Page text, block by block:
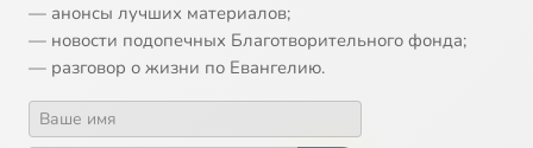
— анонсы лучших материалов;
— новости подопечных Благотворительного фонда;
— разговор о жизни по Евангелию.